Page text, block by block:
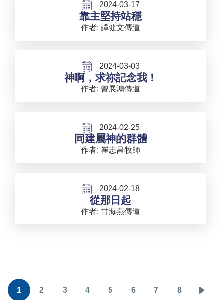
2024-03-17
靠主堅持站穩
作者: 譚健文傳道
2024-03-03
神啊，求祢記念我！
作者: 曾展鴻傳道
2024-02-25
同建屬神的群體
作者: 崔志昌牧師
2024-02-18
從那日起
作者: 甘海燕傳道
Pagination
目
1
頁
2
頁
3
頁
4
頁
5
頁
6
頁
7
頁
8